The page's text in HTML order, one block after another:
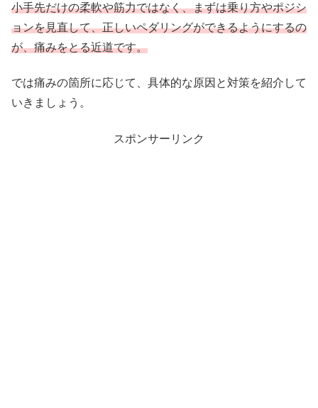
小手先だけの柔軟や筋力ではなく、まずは乗り方やポジシ
ョンを見直して、正しいペダリングができるようにするの
が、痛みをとる近道です。
では痛みの箇所に応じて、具体的な原因と対策を紹介して
いきましょう。
スポンサーリンク